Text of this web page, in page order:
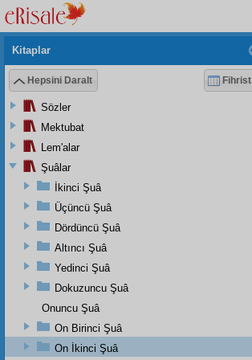
Kitaplar
Hepsini Daralt Fihrist
Sözler
Mektubat
Lem'alar
Şuâlar
İkinci Şuâ
Üçüncü Şuâ
Dördüncü Şuâ
Altıncı Şuâ
Yedinci Şuâ
Dokuzuncu Şuâ
Onuncu Şuâ
On Birinci Şuâ
On İkinci Şuâ